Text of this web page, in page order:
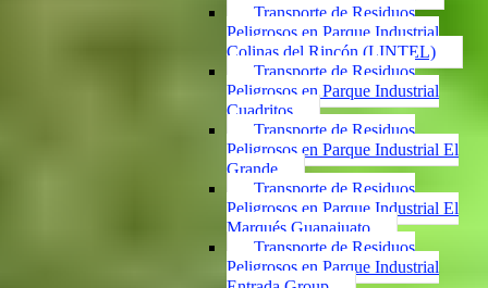
Transporte de Residuos
Peligrosos en Parque Industrial
Colinas del Rincón (LINTEL)
Transporte de Residuos
Peligrosos en Parque Industrial
Cuadritos
Transporte de Residuos
Peligrosos en Parque Industrial El
Grande
Transporte de Residuos
Peligrosos en Parque Industrial El
Marqués Guanajuato
Transporte de Residuos
Peligrosos en Parque Industrial